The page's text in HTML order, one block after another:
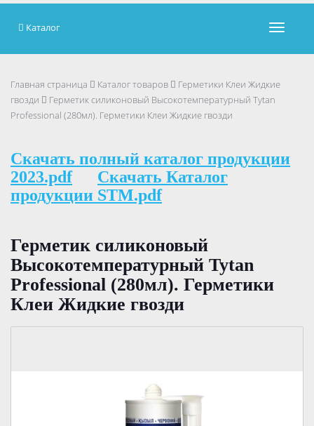
Каталог
Главная страница Каталог товаров
Герметики Клеи Жидкие
гвозди
Герметик силиконовый Высокотемпературный Tytan
Professional (280мл). Герметики Клеи Жидкие гвозди
Скачать полный каталог продукции
2023.pdf
Скачать Каталог
продукции STM.pdf
Герметик силиконовый
Высокотемпературный Tytan
Professional (280мл). Герметики
Клеи Жидкие гвозди